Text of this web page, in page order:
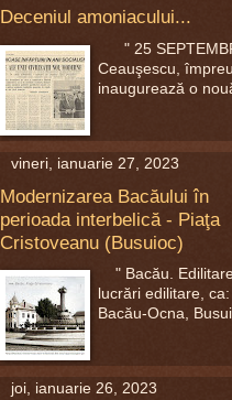
Deceniul amoniacului...
" 25
Ceauşescu,
inaugurează o
vineri, ianuarie 27, 2023
Modernizarea Bacăului în
perioada interbelică - Piaţa
Cristoveanu (Busuioc)
" Bacău.
lucrări edilitare,
Bacău-Ocna,
joi, ianuarie 26, 2023